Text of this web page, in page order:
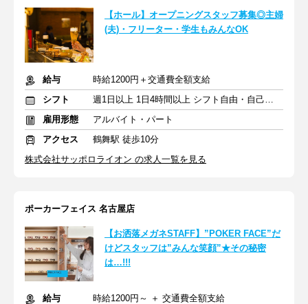
【ホール】オープニングスタッフ募集◎主婦
(夫)・フリーター・学生もみんなOK
給与
時給1200円＋交通費全額支給
シフト
週1日以上 1日4時間以上 シフト自由・自己申告
雇用形態
アルバイト・パート
アクセス
鶴舞駅 徒歩10分
株式会社サッポロライオン の求人一覧を見る
ポーカーフェイス 名古屋店
【お洒落メガネSTAFF】”POKER FACE”だ
けどスタッフは”みんな笑顔”★その秘密
は…!!!
給与
時給1200円～ ＋ 交通費全額支給